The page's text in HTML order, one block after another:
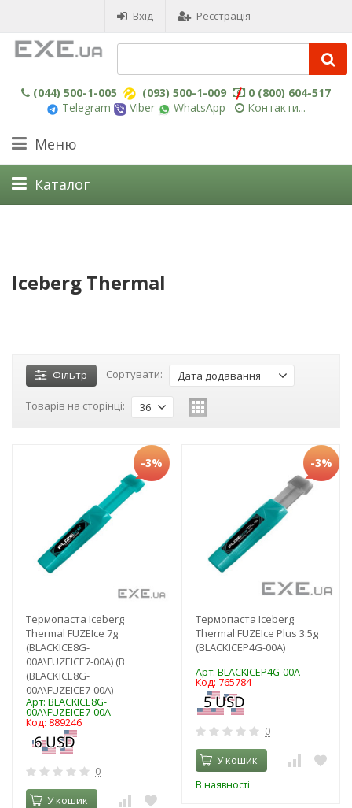
Вхід Реєстрація
(044) 500-1-005 (093) 500-1-009
0 (800) 604-517
Telegram
Viber WhatsApp Контакти...
Меню
Каталог
Iceberg Thermal
Фільтр Сортувати: Дата додавання
Товарів на сторінці: 36
-3%
Термопаста Iceberg
Thermal FUZEIce 7g
(BLACKICE8G-
00A\FUZEICE7-00A) (B
(BLACKICE8G-
00A\FUZEICE7-00A)
Арт: BLACKICE8G-
00A\FUZEICE7-00A
Код: 889246
0
У кошик
-3%
Термопаста Iceberg
Thermal FUZEIce Plus 3.5g
(BLACKICEP4G-00A)
Арт: BLACKICEP4G-00A
Код: 765784
0
У кошик
В наявності